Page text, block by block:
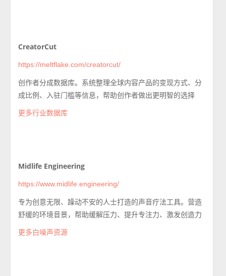
CreatorCut
https://meltflake.com/creatorcut/
创作者分成数据库。系统整理全球内容产品的变现方式、分
成比例、入驻门槛等信息，帮助创作者做出更明智的选择
更多行业数据库
Midlife Engineering
https://www.midlife.engineering/
专为创意无限、躁动不安的人士打造的声音疗法工具。营造
舒缓的环境音景，帮助缓解压力、提升专注力、激发创造力
更多白噪声资源